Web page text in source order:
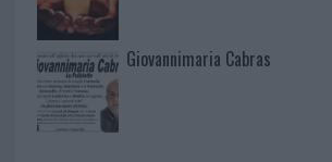
Giovannimaria Cabras